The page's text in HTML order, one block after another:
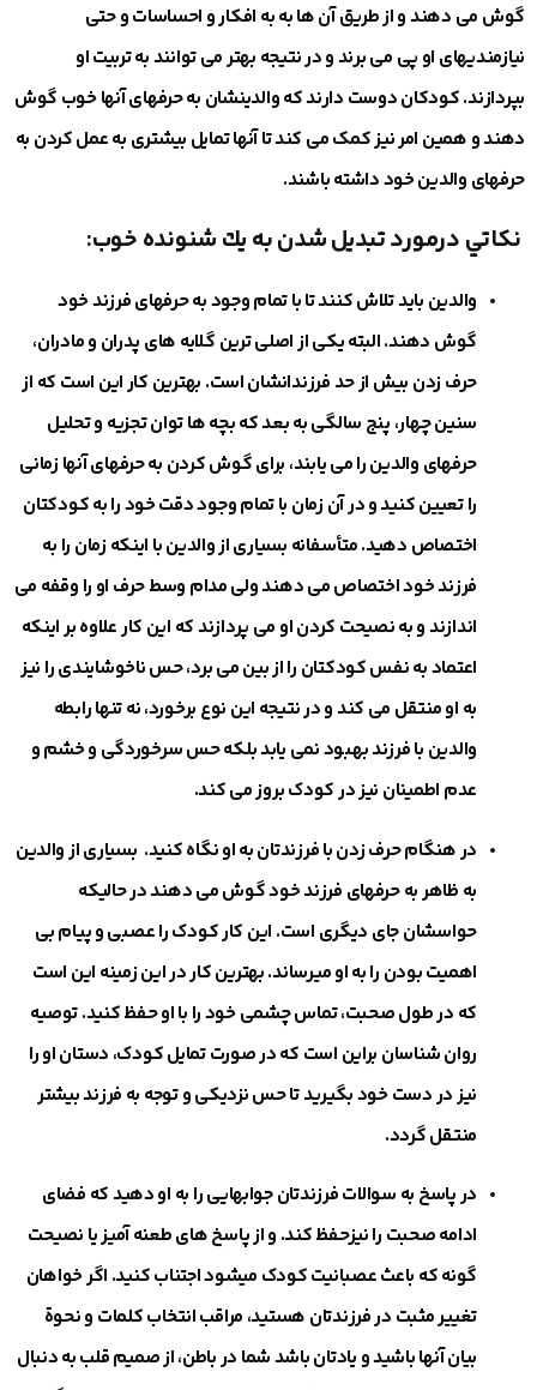
گوش می دهند و از طریق آن ها به به افکار و احساسات و حتی
نیازمندیهای او پی می برند و در نتیجه بهتر می توانند به تربیت او
بپردازند. كودكان دوست دارند که والدینشان به حرفهای آنها خوب گوش
دهند و همین امر نیز کمک می کند تا آنها تمایل بیشتری به عمل کردن به
حرفهای والدین خود داشته باشند.
نكاتي درمورد تبديل شدن به يك شنونده خوب:
والدین باید تلاش کنند تا با تمام وجود به حرفهای فرزند خود
گوش دهند. البته یکی از اصلی ترین گلایه های پدران و مادران،
حرف زدن بيش از حد فرزندانشان است. بهترین کار این است که از
سنین چهار، پنج سالگی به بعد که بچه ها توان تجزیه و تحلیل
حرفهای والدین را می یابند، برای گوش کردن به حرفهای آنها زمانی
را تعیین کنید و در آن زمان با تمام وجود دقت خود را به کودکتان
اختصاص دهید. متأسفانه بسیاری از والدین با اینکه زمان را به
فرزند خود اختصاص می دهند ولی مدام وسط حرف او را وقفه می
اندازند و به نصیحت کردن او می پردازند كه این کار علاوه بر اینکه
اعتماد به نفس کودکتان را از بین می برد، حس ناخوشایندی را نیز
به او منتقل می کند و در نتیجه این نوع برخورد، نه تنها رابطه
والدین با فرزند بهبود نمی یابد بلکه حس سرخوردگی و خشم و
عدم اطمینان نیز در کودک بروز می کند.
در هنگام حرف زدن با فرزندتان به او نگاه کنید. بسیاری از والدین
به ظاهر به حرفهای فرزند خود گوش می دهند در حالیکه
حواسشان جای دیگری است. این کار کودک را عصبی و پیام بی
اهمیت بودن را به او ميرساند. بهترین کار در این زمینه این است
که در طول صحبت، تماس چشمی خود را با او حفظ کنید. توصیه
روان شناسان براين است که در صورت تمایل کودک، دستان او را
نیز در دست خود بگیرید تا حس نزدیکی و توجه به فرزند بیشتر
منتقل گردد.
در پاسخ به سوالات فرزندتان جوابهایی را به او دهید که فضای
ادامه صحبت را نیزحفظ کند. و از پاسخ های طعنه آمیز یا نصیحت
گونه كه باعث عصبانيت كودک ميشود اجتناب كنيد. اگر خواهان
تغییر مثبت در فرزندتان هستید، مراقب انتخاب کلمات و نحوة
بیان آنها باشيد و یادتان باشد شما در باطن، از صمیم قلب به دنبال